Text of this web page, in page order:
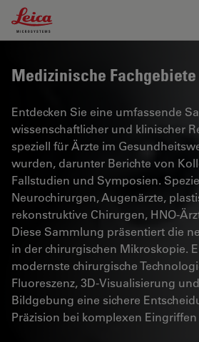
Leica Microsystems Logo
Medizinische Fachgebiete
Entdecken Sie eine umfassende
wissenschaftlicher und klinischer
speziell für Ärzte im
wurden, darunter Berichte von
Fallstudien und Symposien.
Neurochirurgen, Augenärzte,
rekonstruktive Chirurgen, HNO-
Diese Sammlung präsentiert die
in der chirurgischen Mikroskopie.
modernste chirurgische
Fluoreszenz, 3D-Visualisierung
Bildgebung eine sichere
Präzision bei komplexen